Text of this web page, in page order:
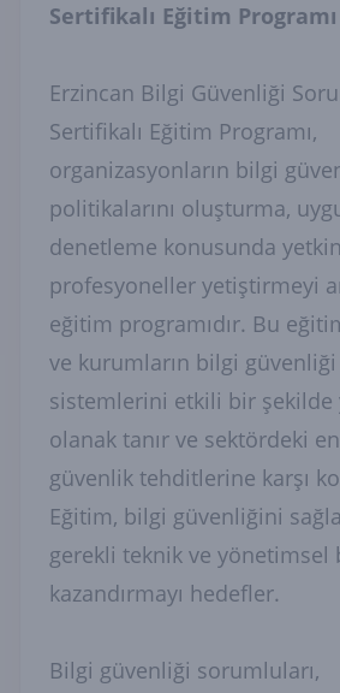
Sertifikalı Eğitim
Erzincan Bilgi Güvenliği
Sertifikalı Eğitim Programı,
organizasyonların bilgi
politikalarını oluşturma,
denetleme konusunda yetkin
profesyoneller yetiştirmeyi
eğitim programıdır. Bu
ve kurumların bilgi
sistemlerini etkili bir şekilde
olanak tanır ve sektördeki
güvenlik tehditlerine karşı
Eğitim, bilgi güvenliğini
gerekli teknik ve yönetimsel
kazandırmayı hedefler.
Bilgi güvenliği sorumluları,